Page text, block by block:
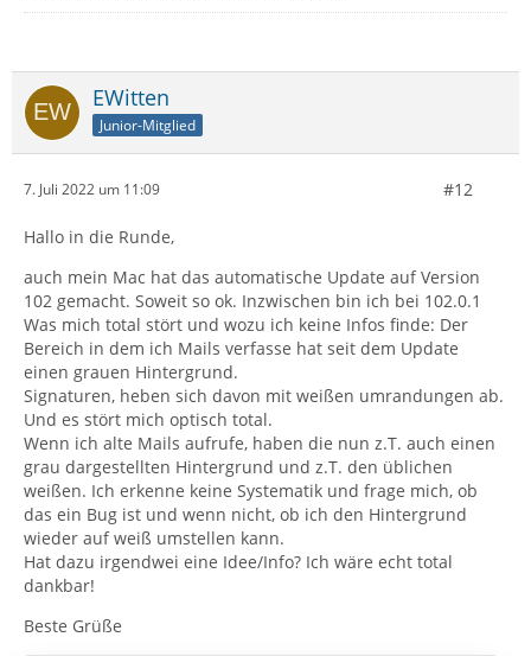
EWitten
Junior-Mitglied
7. Juli 2022 um 11:09 #12
Hallo in die Runde,
auch mein Mac hat das automatische Update auf Version
102 gemacht. Soweit so ok. Inzwischen bin ich bei 102.0.1
Was mich total stört und wozu ich keine Infos finde: Der
Bereich in dem ich Mails verfasse hat seit dem Update
einen grauen Hintergrund.
Signaturen, heben sich davon mit weißen umrandungen ab.
Und es stört mich optisch total.
Wenn ich alte Mails aufrufe, haben die nun z.T. auch einen
grau dargestellten Hintergrund und z.T. den üblichen
weißen. Ich erkenne keine Systematik und frage mich, ob
das ein Bug ist und wenn nicht, ob ich den Hintergrund
wieder auf weiß umstellen kann.
Hat dazu irgendwei eine Idee/Info? Ich wäre echt total
dankbar!
Beste Grüße